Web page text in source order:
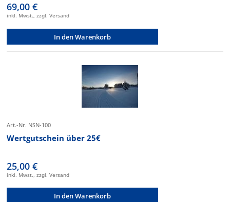
69,00 €
inkl. Mwst., zzgl. Versand
In den Warenkorb
Art.-Nr. NSN-100
Wertgutschein über 25€
25,00 €
inkl. Mwst., zzgl. Versand
In den Warenkorb